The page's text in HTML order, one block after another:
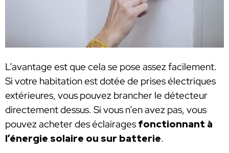
L’avantage est que cela se pose assez facilement.
Si votre habitation est dotée de prises électriques
extérieures, vous pouvez brancher le détecteur
directement dessus. Si vous n’en avez pas, vous
pouvez acheter des éclairages fonctionnant à
l’énergie solaire ou sur batterie.